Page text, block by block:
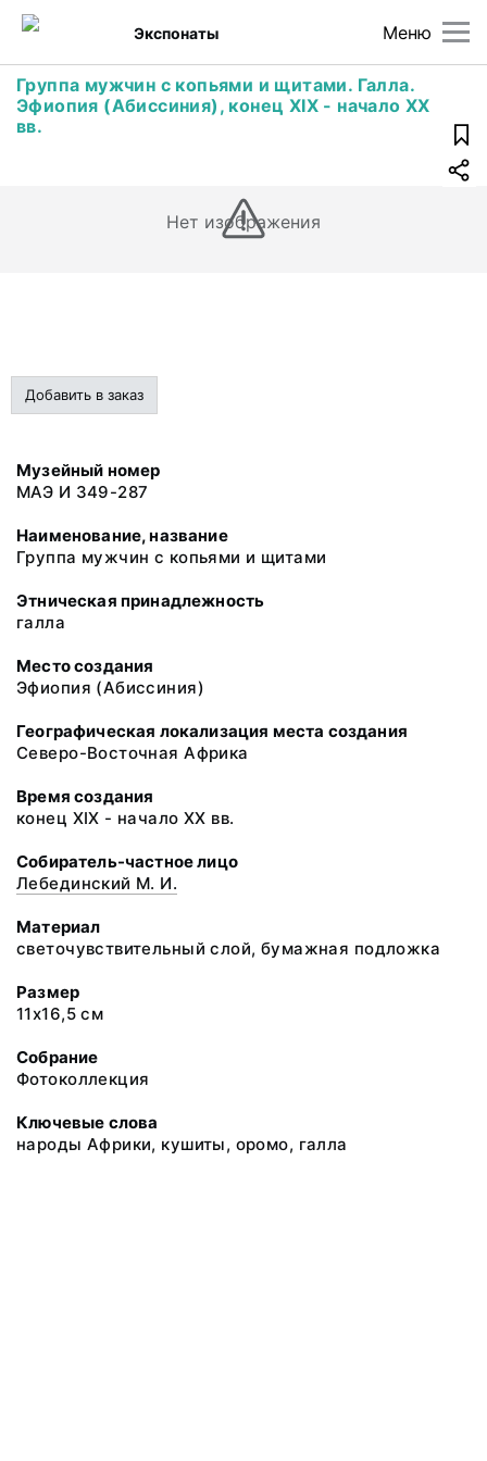
Меню
Экспонаты
Группа мужчин с копьями и щитами. Галла.
Эфиопия (Абиссиния), конец XIX - начало XX
вв.
Нет изображения
Добавить в заказ
Музейный номер
МАЭ И 349-287
Наименование, название
Группа мужчин с копьями и щитами
Этническая принадлежность
галла
Место создания
Эфиопия (Абиссиния)
Географическая локализация места создания
Северо-Восточная Африка
Время создания
конец XIX - начало XX вв.
Собиратель-частное лицо
Лебединский М. И.
Материал
светочувствительный слой, бумажная подложка
Размер
11х16,5 см
Собрание
Фотоколлекция
Ключевые слова
народы Африки, кушиты, оромо, галла